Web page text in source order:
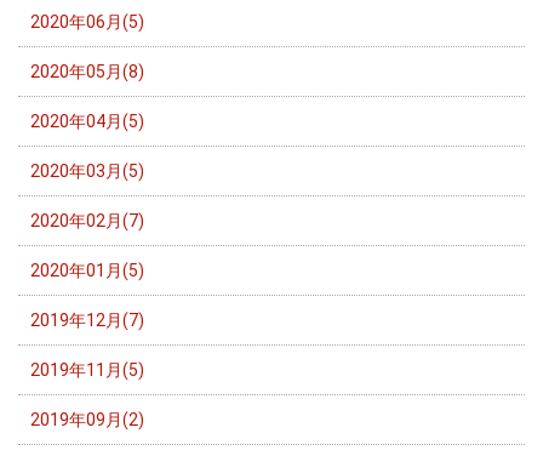
2020年06月(5)
2020年05月(8)
2020年04月(5)
2020年03月(5)
2020年02月(7)
2020年01月(5)
2019年12月(7)
2019年11月(5)
2019年09月(2)